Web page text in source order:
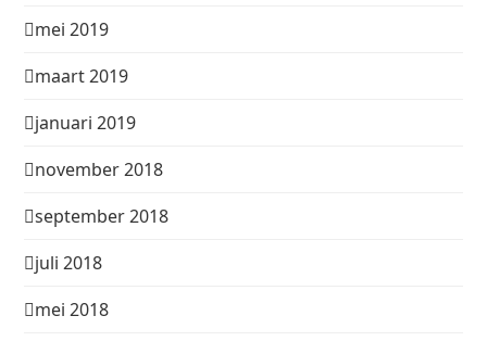
mei 2019
maart 2019
januari 2019
november 2018
september 2018
juli 2018
mei 2018